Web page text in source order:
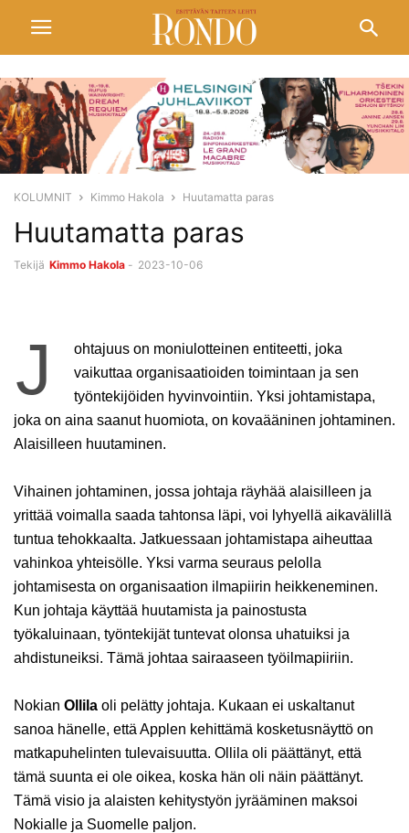
KOLUMNIT Kimmo Hakola Huutamatta paras
Huutamatta paras
Tekijä Kimmo Hakola - 2023-10-06
J
ohtajuus on moniulotteinen entiteetti, joka
vaikuttaa organisaatioiden toimintaan ja sen
työntekijöiden hyvinvointiin. Yksi johtamistapa,
joka on aina saanut huomiota, on kovaääninen johtaminen.
Alaisilleen huutaminen.
Vihainen johtaminen, jossa johtaja räyhää alaisilleen ja
yrittää voimalla saada tahtonsa läpi, voi lyhyellä aikavälillä
tuntua tehokkaalta. Jatkuessaan johtamistapa aiheuttaa
vahinkoa yhteisölle. Yksi varma seuraus pelolla
johtamisesta on organisaation ilmapiirin heikkeneminen.
Kun johtaja käyttää huutamista ja painostusta
työkaluinaan, työntekijät tuntevat olonsa uhatuiksi ja
ahdistuneiksi. Tämä johtaa sairaaseen työilmapiiriin.
Nokian Ollila oli pelätty johtaja. Kukaan ei uskaltanut
sanoa hänelle, että Applen kehittämä kosketusnäyttö on
matkapuhelinten tulevaisuutta. Ollila oli päättänyt, että
tämä suunta ei ole oikea, koska hän oli näin päättänyt.
Tämä visio ja alaisten kehitystyön jyrääminen maksoi
Nokialle ja Suomelle paljon.